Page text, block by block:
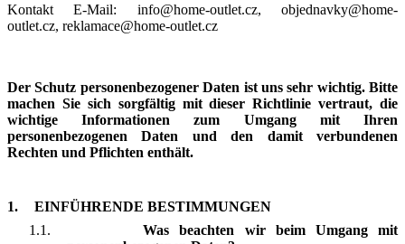
Kontakt E-Mail: info@home-outlet.cz, objednavky@home-
outlet.cz, reklamace@home-outlet.cz
Der Schutz personenbezogener Daten ist uns sehr wichtig. Bitte
machen Sie sich sorgfältig mit dieser Richtlinie vertraut, die
wichtige Informationen zum Umgang mit Ihren
personenbezogenen Daten und den damit verbundenen
Rechten und Pflichten enthält.
1.
EINFÜHRENDE BESTIMMUNGEN
1.1.
Was beachten wir beim Umgang mit